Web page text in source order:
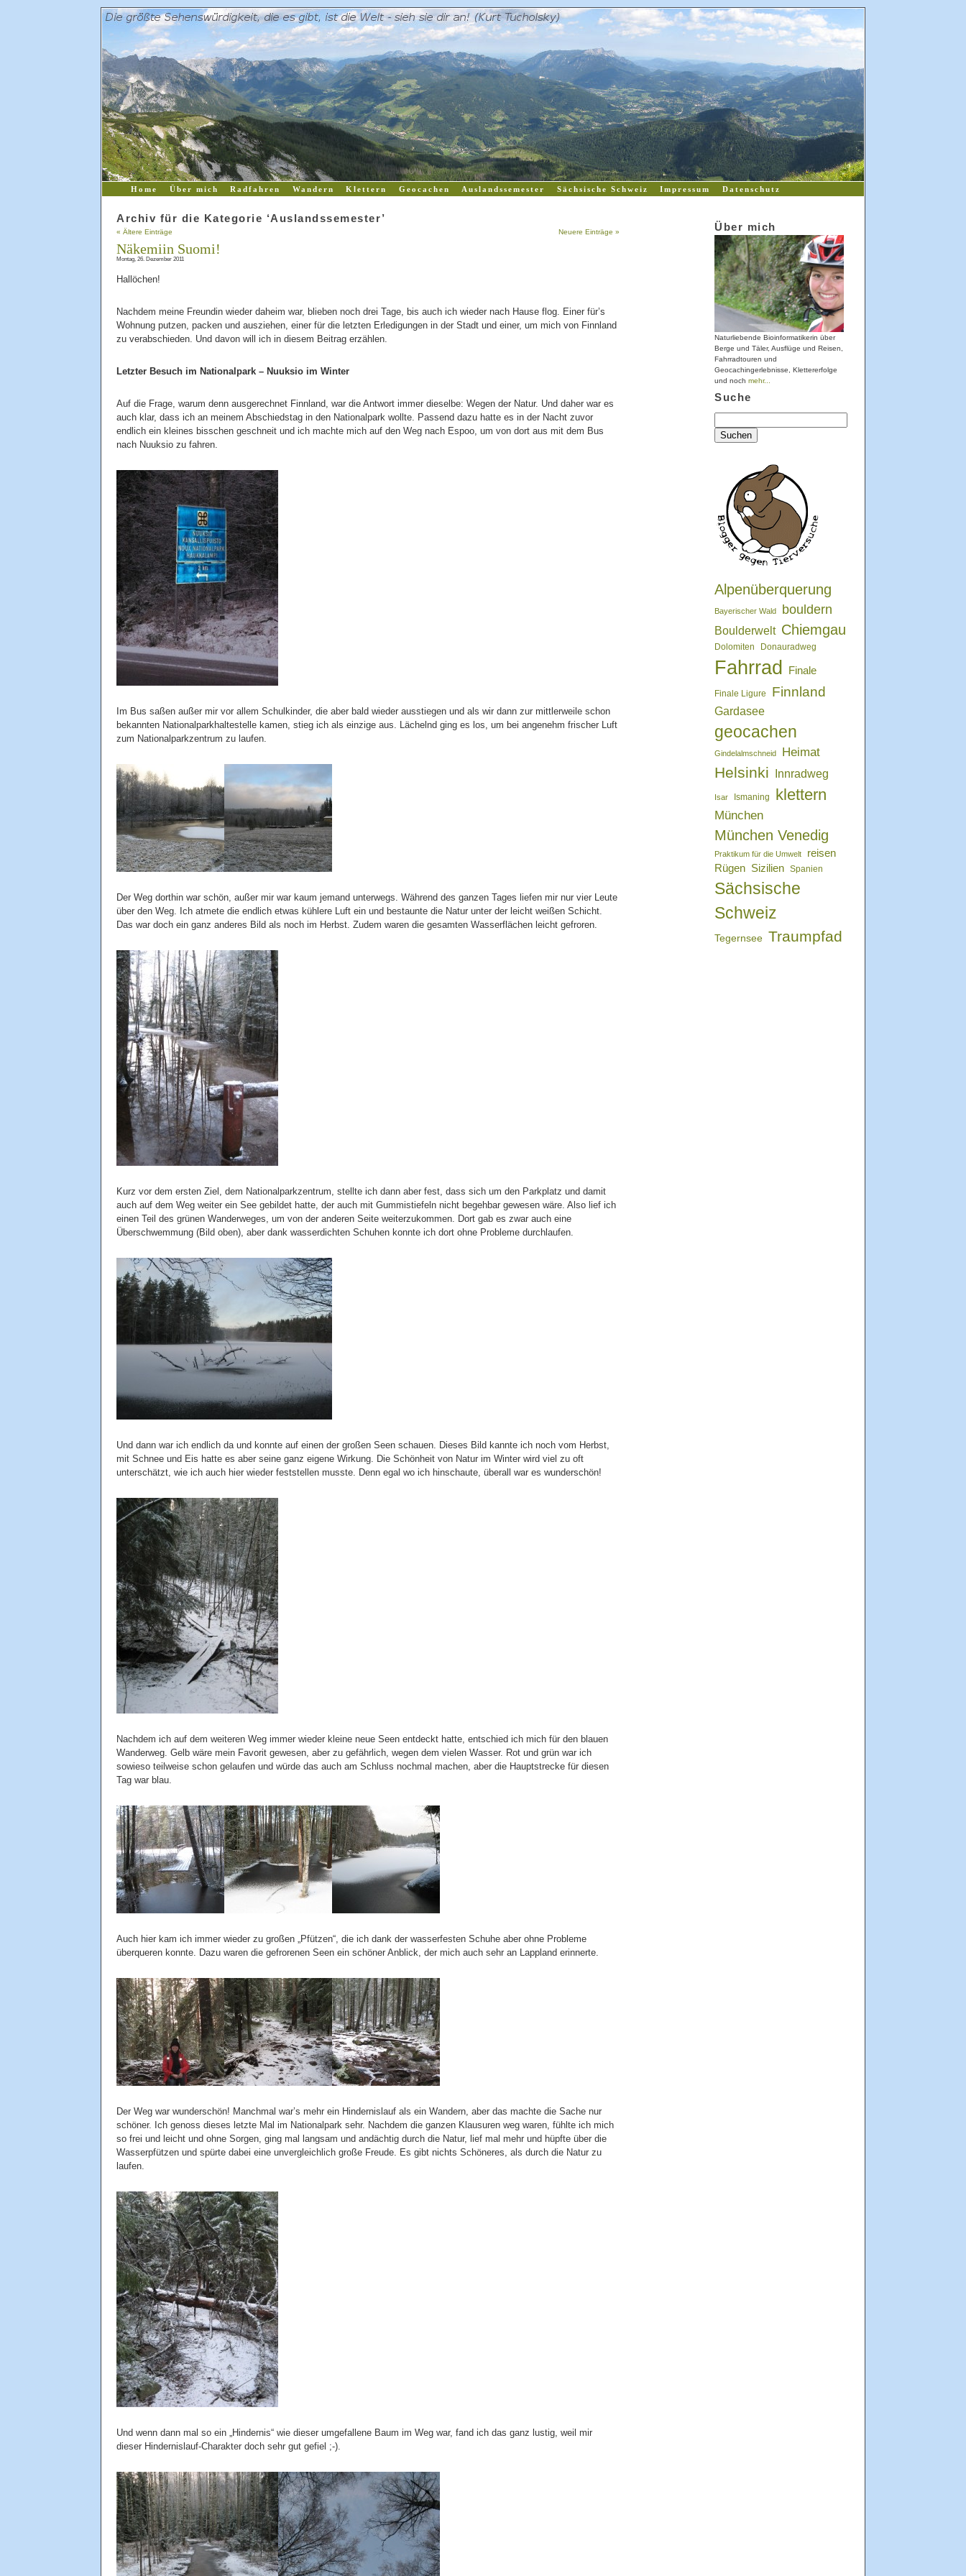
Home Über mich Radfahren Wandern Klettern Geocachen Auslandssemester Sächsische Schweiz Impressum Datenschutz
Archiv für die Kategorie ‘Auslandssemester’
« Ältere Einträge Neuere Einträge »
Näkemiin Suomi!
Montag, 26. Dezember 2011
Hallöchen!
Nachdem meine Freundin wieder daheim war, blieben noch drei Tage, bis auch ich wieder nach Hause flog. Einer für’s
Wohnung putzen, packen und ausziehen, einer für die letzten Erledigungen in der Stadt und einer, um mich von Finnland
zu verabschieden. Und davon will ich in diesem Beitrag erzählen.
Letzter Besuch im Nationalpark – Nuuksio im Winter
Auf die Frage, warum denn ausgerechnet Finnland, war die Antwort immer dieselbe: Wegen der Natur. Und daher war es
auch klar, dass ich an meinem Abschiedstag in den Nationalpark wollte. Passend dazu hatte es in der Nacht zuvor
endlich ein kleines bisschen geschneit und ich machte mich auf den Weg nach Espoo, um von dort aus mit dem Bus
nach Nuuksio zu fahren.
Im Bus saßen außer mir vor allem Schulkinder, die aber bald wieder ausstiegen und als wir dann zur mittlerweile schon
bekannten Nationalparkhaltestelle kamen, stieg ich als einzige aus. Lächelnd ging es los, um bei angenehm frischer Luft
zum Nationalparkzentrum zu laufen.
Der Weg dorthin war schön, außer mir war kaum jemand unterwegs. Während des ganzen Tages liefen mir nur vier Leute
über den Weg. Ich atmete die endlich etwas kühlere Luft ein und bestaunte die Natur unter der leicht weißen Schicht.
Das war doch ein ganz anderes Bild als noch im Herbst. Zudem waren die gesamten Wasserflächen leicht gefroren.
Kurz vor dem ersten Ziel, dem Nationalparkzentrum, stellte ich dann aber fest, dass sich um den Parkplatz und damit
auch auf dem Weg weiter ein See gebildet hatte, der auch mit Gummistiefeln nicht begehbar gewesen wäre. Also lief ich
einen Teil des grünen Wanderweges, um von der anderen Seite weiterzukommen. Dort gab es zwar auch eine
Überschwemmung (Bild oben), aber dank wasserdichten Schuhen konnte ich dort ohne Probleme durchlaufen.
Und dann war ich endlich da und konnte auf einen der großen Seen schauen. Dieses Bild kannte ich noch vom Herbst,
mit Schnee und Eis hatte es aber seine ganz eigene Wirkung. Die Schönheit von Natur im Winter wird viel zu oft
unterschätzt, wie ich auch hier wieder feststellen musste. Denn egal wo ich hinschaute, überall war es wunderschön!
Nachdem ich auf dem weiteren Weg immer wieder kleine neue Seen entdeckt hatte, entschied ich mich für den blauen
Wanderweg. Gelb wäre mein Favorit gewesen, aber zu gefährlich, wegen dem vielen Wasser. Rot und grün war ich
sowieso teilweise schon gelaufen und würde das auch am Schluss nochmal machen, aber die Hauptstrecke für diesen
Tag war blau.
Auch hier kam ich immer wieder zu großen „Pfützen“, die ich dank der wasserfesten Schuhe aber ohne Probleme
überqueren konnte. Dazu waren die gefrorenen Seen ein schöner Anblick, der mich auch sehr an Lappland erinnerte.
Der Weg war wunderschön! Manchmal war’s mehr ein Hindernislauf als ein Wandern, aber das machte die Sache nur
schöner. Ich genoss dieses letzte Mal im Nationalpark sehr. Nachdem die ganzen Klausuren weg waren, fühlte ich mich
so frei und leicht und ohne Sorgen, ging mal langsam und andächtig durch die Natur, lief mal mehr und hüpfte über die
Wasserpfützen und spürte dabei eine unvergleichlich große Freude. Es gibt nichts Schöneres, als durch die Natur zu
laufen.
Und wenn dann mal so ein „Hindernis“ wie dieser umgefallene Baum im Weg war, fand ich das ganz lustig, weil mir
dieser Hindernislauf-Charakter doch sehr gut gefiel ;-).
Über mich
Naturliebende Bioinformatikerin über
Berge und Täler, Ausflüge und Reisen,
Fahrradtouren und
Geocachingerlebnisse, Klettererfolge
und noch mehr...
Suche
nach:
Alpenüberquerung
Bayerischer Wald bouldern
Boulderwelt Chiemgau
Dolomiten Donauradweg
Fahrrad Finale
Finale Ligure Finnland
Gardasee
geocachen
Gindelalmschneid Heimat
Helsinki Innradweg
Isar Ismaning klettern
München
München Venedig
Praktikum für die Umwelt
reisen
Rügen Sizilien Spanien
Sächsische
Schweiz
Tegernsee Traumpfad